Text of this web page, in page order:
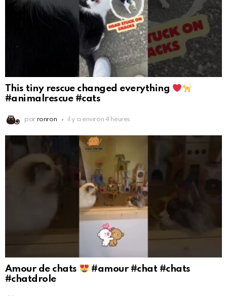
This tiny rescue changed everything
#animalrescue #cats
par ronron il y a environ 4 heures
Amour de chats
#amour #chat #chats
#chatdrole